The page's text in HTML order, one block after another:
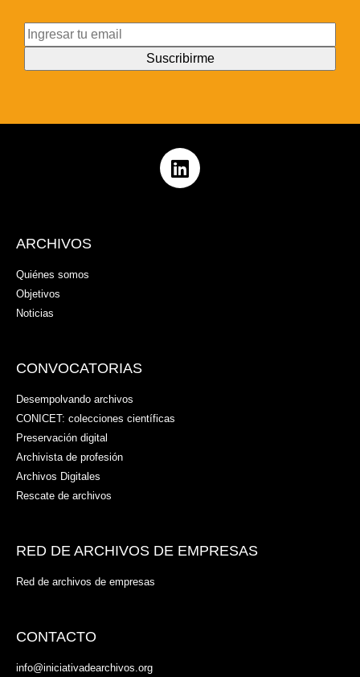
ARCHIVOS
Quiénes somos
Objetivos
Noticias
CONVOCATORIAS
Desempolvando archivos
CONICET: colecciones científicas
Preservación digital
Archivista de profesión
Archivos Digitales
Rescate de archivos
RED DE ARCHIVOS DE EMPRESAS
Red de archivos de empresas
CONTACTO
info@iniciativadearchivos.org